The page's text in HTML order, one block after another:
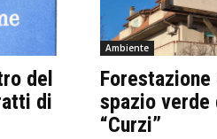
del
di
Ambiente
Forestazione
spazio verde
“Curzi”